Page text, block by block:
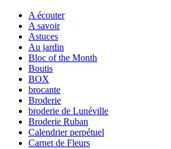
A écouter
A savoir
Astuces
Au jardin
Bloc of the Month
Boutis
BOX
brocante
Broderie
broderie de Lunéville
Broderie Ruban
Calendrier perpétuel
Carnet de Fleurs